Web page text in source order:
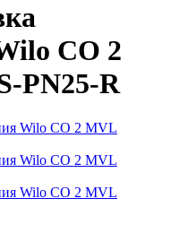
CO 2
PN25-R